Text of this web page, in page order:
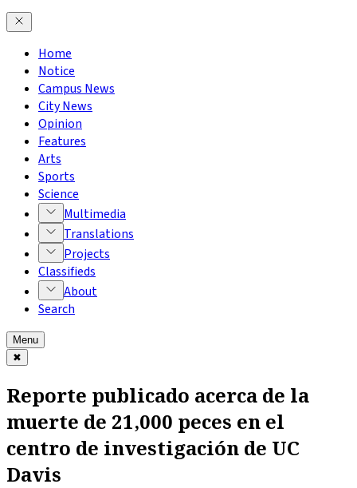
Home
Notice
Campus News
City News
Opinion
Features
Arts
Sports
Science
Multimedia
Translations
Projects
Classifieds
About
Search
Menu
✖
Reporte publicado acerca de la
muerte de 21,000 peces en el
centro de investigación de UC
Davis